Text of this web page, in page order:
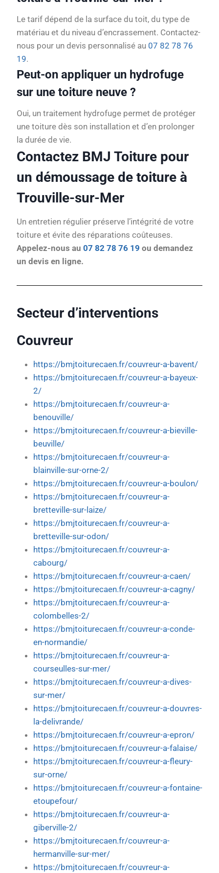
Le tarif dépend de la surface du toit, du type de
matériau et du niveau d’encrassement. Contactez-
nous pour un devis personnalisé au 07 82 78 76
19.
Peut-on appliquer un hydrofuge
sur une toiture neuve ?
Oui, un traitement hydrofuge permet de protéger
une toiture dès son installation et d’en prolonger
la durée de vie.
Contactez BMJ Toiture pour
un démoussage de toiture à
Trouville-sur-Mer
Un entretien régulier préserve l’intégrité de votre
toiture et évite des réparations coûteuses.
Appelez-nous au 07 82 78 76 19 ou demandez
un devis en ligne.
Secteur d’interventions
Couvreur
https://bmjtoiturecaen.fr/couvreur-a-bavent/
https://bmjtoiturecaen.fr/couvreur-a-bayeux-
2/
https://bmjtoiturecaen.fr/couvreur-a-
benouville/
https://bmjtoiturecaen.fr/couvreur-a-bieville-
beuville/
https://bmjtoiturecaen.fr/couvreur-a-
blainville-sur-orne-2/
https://bmjtoiturecaen.fr/couvreur-a-boulon/
https://bmjtoiturecaen.fr/couvreur-a-
bretteville-sur-laize/
https://bmjtoiturecaen.fr/couvreur-a-
bretteville-sur-odon/
https://bmjtoiturecaen.fr/couvreur-a-
cabourg/
https://bmjtoiturecaen.fr/couvreur-a-caen/
https://bmjtoiturecaen.fr/couvreur-a-cagny/
https://bmjtoiturecaen.fr/couvreur-a-
colombelles-2/
https://bmjtoiturecaen.fr/couvreur-a-conde-
en-normandie/
https://bmjtoiturecaen.fr/couvreur-a-
courseulles-sur-mer/
https://bmjtoiturecaen.fr/couvreur-a-dives-
sur-mer/
https://bmjtoiturecaen.fr/couvreur-a-douvres-
la-delivrande/
https://bmjtoiturecaen.fr/couvreur-a-epron/
https://bmjtoiturecaen.fr/couvreur-a-falaise/
https://bmjtoiturecaen.fr/couvreur-a-fleury-
sur-orne/
https://bmjtoiturecaen.fr/couvreur-a-fontaine-
etoupefour/
https://bmjtoiturecaen.fr/couvreur-a-
giberville-2/
https://bmjtoiturecaen.fr/couvreur-a-
hermanville-sur-mer/
https://bmjtoiturecaen.fr/couvreur-a-